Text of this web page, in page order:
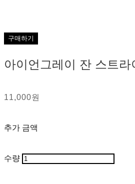
구매하기
아이언그레이 잔 스트라
11,000원
추가 금액
수량